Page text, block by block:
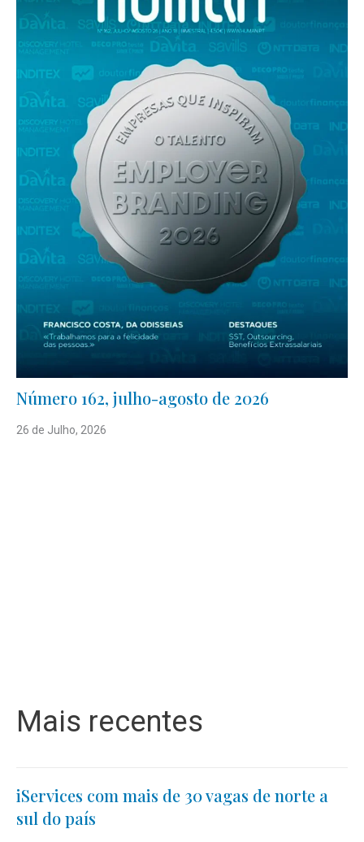
Número 162, julho-agosto de 2026
26 de Julho, 2026
Mais recentes
iServices com mais de 30 vagas de norte a
sul do país